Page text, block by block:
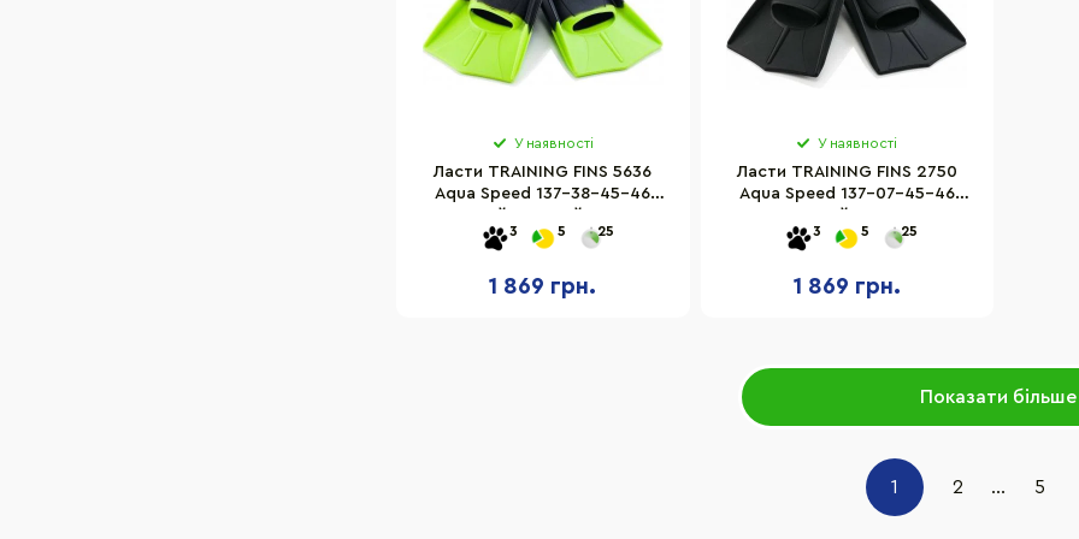
У наявності
Ласти TRAINING FINS 5636
Aqua Speed 137-38-45-46​​
3 5 25
1 869 грн.
У наявності
Ласти TRAINING FINS 2750
Aqua Speed 137-07-45-46
3 5 25
1 869 грн.
Показати більше
1 2 ... 5